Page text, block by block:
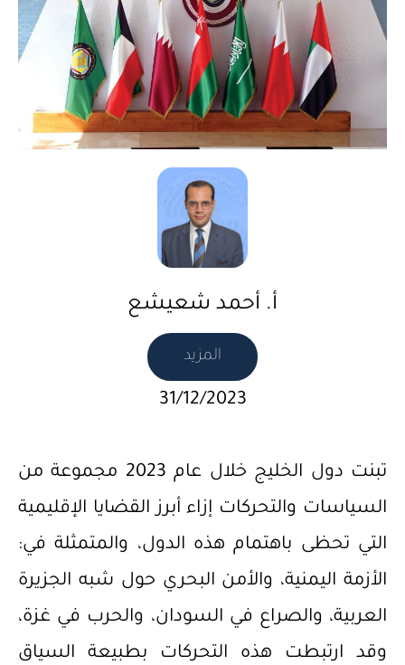
أ. أحمد شعيشع
المزيد
31/12/2023
تبنت دول الخليج خلال عام 2023 مجموعة من
السياسات والتحركات إزاء أبرز القضايا الإقليمية
التي تحظى باهتمام هذه الدول، والمتمثلة في:
الأزمة اليمنية، والأمن البحري حول شبه الجزيرة
العربية، والصراع في السودان، والحرب في غزة،
وقد ارتبطت هذه التحركات بطبيعة السياق